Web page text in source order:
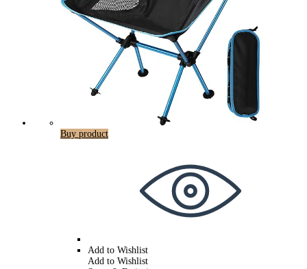
Buy product
Add to Wishlist
Add to Wishlist